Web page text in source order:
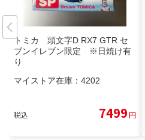
トミカ 頭文字D RX7 GTR セ
ブンイレブン限定 ※日焼け有
り
マイストア在庫： 4202
税込 7499円